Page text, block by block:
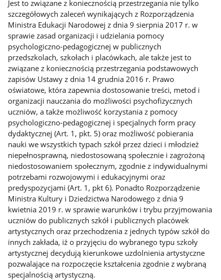
Jest to związane z koniecznością przestrzegania nie tylko
szczegółowych zaleceń wynikających z Rozporządzenia
Ministra Edukacji Narodowej z dnia 9 sierpnia 2017 r. w
sprawie zasad organizacji i udzielania pomocy
psychologiczno-pedagogicznej w publicznych
przedszkolach, szkołach i placówkach, ale także jest to
związane z koniecznością przestrzegania podstawowych
zapisów Ustawy z dnia 14 grudnia 2016 r. Prawo
oświatowe, która zapewnia dostosowanie treści, metod i
organizacji nauczania do możliwości psychofizycznych
uczniów, a także możliwość korzystania z pomocy
psychologiczno-pedagogicznej i specjalnych form pracy
dydaktycznej (Art. 1, pkt. 5) oraz możliwość pobierania
nauki we wszystkich typach szkół przez dzieci i młodzież
niepełnosprawną, niedostosowaną społecznie i zagrożoną
niedostosowaniem społecznym, zgodnie z indywidualnymi
potrzebami rozwojowymi i edukacyjnymi oraz
predyspozycjami (Art. 1, pkt 6). Ponadto Rozporządzenie
Ministra Kultury i Dziedzictwa Narodowego z dnia 9
kwietnia 2019 r. w sprawie warunków i trybu przyjmowania
uczniów do publicznych szkół i publicznych placówek
artystycznych oraz przechodzenia z jednych typów szkół do
innych zakłada, iż o przyjęciu do wybranego typu szkoły
artystycznej decydują kierunkowe uzdolnienia artystyczne
pozwalające na rozpoczęcie kształcenia zgodnie z wybraną
specjalnością artystyczną.